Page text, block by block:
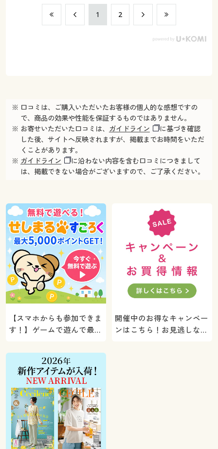
​1 ​2
※ 口コミは、ご購入いただいたお客様の個人的な感想ですの
で、商品の効果や性能を保証するものではありません。
※ お寄せいただいた口コミは、 ガイドライン
に基づき確認
した後、サイトへ反映されますが、掲載までお時間をいただ
くことがあります。
※ ガイドライン
に沿わない内容を含む口コミにつきまして
は、掲載できない場合がございますので、ご了承ください。
【スマホからも参加できま
す！】ゲームで遊んで最大
ト！
開催中のお得なキャンペー
ンはこちら！お見逃しな